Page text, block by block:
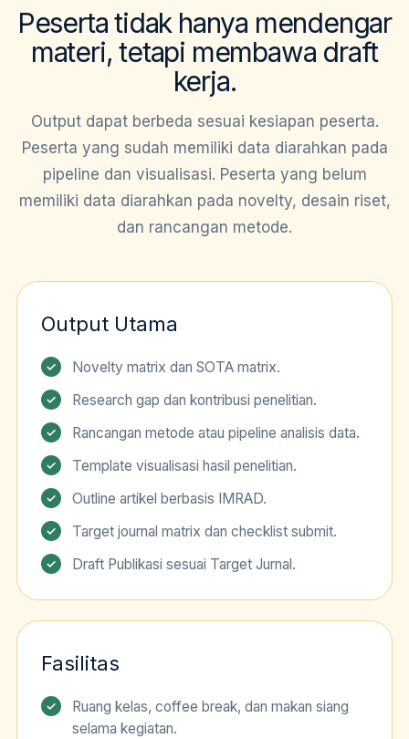
Peserta tidak hanya mendengar
materi, tetapi membawa draft
kerja.
Output dapat berbeda sesuai kesiapan peserta.
Peserta yang sudah memiliki data diarahkan pada
pipeline dan visualisasi. Peserta yang belum
memiliki data diarahkan pada novelty, desain riset,
dan rancangan metode.
Output Utama
Novelty matrix dan SOTA matrix.
Research gap dan kontribusi penelitian.
Rancangan metode atau pipeline analisis data.
Template visualisasi hasil penelitian.
Outline artikel berbasis IMRAD.
Target journal matrix dan checklist submit.
Draft Publikasi sesuai Target Jurnal.
Fasilitas
Ruang kelas, coffee break, dan makan siang
selama kegiatan.